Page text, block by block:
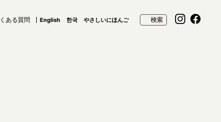
ある質問 English 한국 やさしいにほんご 検索